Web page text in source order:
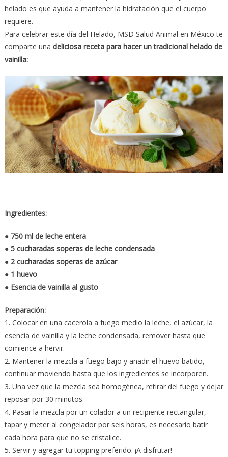
helado es que ayuda a mantener la hidratación que el cuerpo
requiere.
Para celebrar este día del Helado, MSD Salud Animal en México te
comparte una deliciosa receta para hacer un tradicional helado de
vainilla:
Ingredientes:
● 750 ml de leche entera
● 5 cucharadas soperas de leche condensada
● 2 cucharadas soperas de azúcar
● 1 huevo
● Esencia de vainilla al gusto
Preparación:
1. Colocar en una cacerola a fuego medio la leche, el azúcar, la
esencia de vainilla y la leche condensada, remover hasta que
comience a hervir.
2. Mantener la mezcla a fuego bajo y añadir el huevo batido,
continuar moviendo hasta que los ingredientes se incorporen.
3. Una vez que la mezcla sea homogénea, retirar del fuego y dejar
reposar por 30 minutos.
4. Pasar la mezcla por un colador a un recipiente rectangular,
tapar y meter al congelador por seis horas, es necesario batir
cada hora para que no se cristalice.
5. Servir y agregar tu topping preferido. ¡A disfrutar!